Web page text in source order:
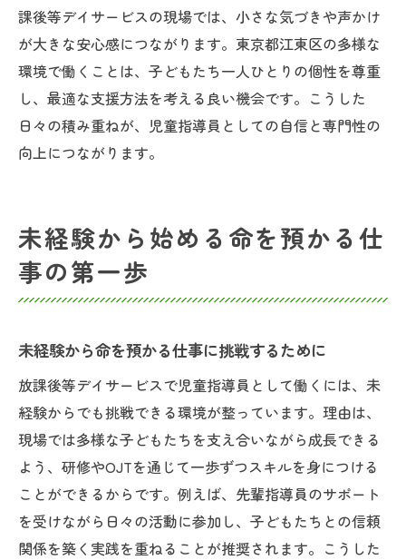
課後等デイサービスの現場では、小さな気づきや声かけ
が大きな安心感につながります。東京都江東区の多様な
環境で働くことは、子どもたち一人ひとりの個性を尊重
し、最適な支援方法を考える良い機会です。こうした
日々の積み重ねが、児童指導員としての自信と専門性の
向上につながります。
未経験から始める命を預かる仕
事の第一歩
未経験から命を預かる仕事に挑戦するために
放課後等デイサービスで児童指導員として働くには、未
経験からでも挑戦できる環境が整っています。理由は、
現場では多様な子どもたちを支え合いながら成長できる
よう、研修やOJTを通じて一歩ずつスキルを身につける
ことができるからです。例えば、先輩指導員のサポート
を受けながら日々の活動に参加し、子どもたちとの信頼
関係を築く実践を重ねることが推奨されます。こうした